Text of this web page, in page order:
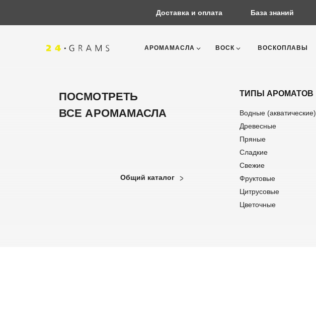
Доставка и оплата База знаний
АРОМАМАСЛА ВОСК ВОСКОПЛАВЫ
ТИПЫ АРОМАТОВ
Водные (акватические)
Древесные
Пряные
Свежие
Сладкие
Фруктовые
Цитрусовые
Цветочные
ПОСМОТРЕТЬ
ВСЕ АРОМАМАСЛА
Общий каталог